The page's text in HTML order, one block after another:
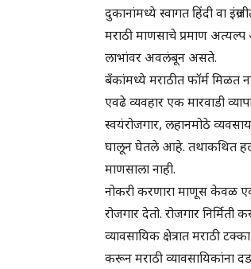
दुकानांमध्ये स्वागत हिंदी वा
मराठी माणसाचे प्रमाण
लाभांवर अवलंबून असते.
बँकांमध्ये मराठीत फॉर्म मिळत
एवढे व्यवहार एक मारवाडी
स्वयंरोजगार, लहानमोठे
घालून घेतले आहे. तथाकथित
माणसाला नाही.
नोकरी करणारा माणूस केवळ
रोजगार देतो. रोजगार
व्यावसायिक क्षेत्रात मराठी
करून मराठी व्यावसायिकांना